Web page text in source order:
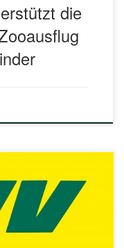
die
Initiative der
wird weiter
Badewelt mit uns